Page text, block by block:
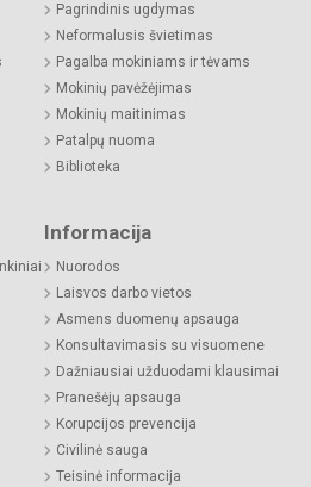
Pagrindinis ugdymas
Neformalusis švietimas
Pagalba mokiniams ir tėvams
Mokinių pavėžėjimas
Mokinių maitinimas
Patalpų nuoma
Biblioteka
Informacija
Nuorodos
Laisvos darbo vietos
Asmens duomenų apsauga
Konsultavimasis su visuomene
Dažniausiai užduodami klausimai
Pranešėjų apsauga
Korupcijos prevencija
Civilinė sauga
Teisinė informacija